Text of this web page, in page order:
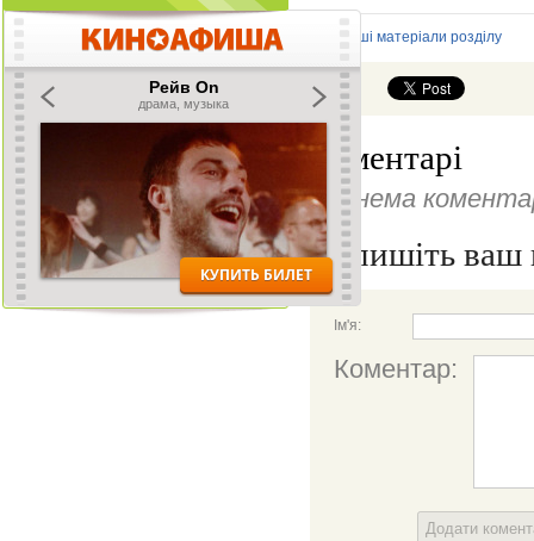
Інші матеріали розділу
Коментарі
Ще нема
Напишіть ваш
Ім'я:
Коментар:
Додати